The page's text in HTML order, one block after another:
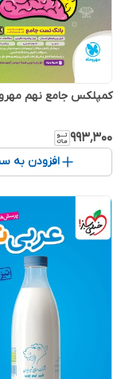
کمپلکس جامع نهم
۹۹۳٬۳۰۰
افزودن به